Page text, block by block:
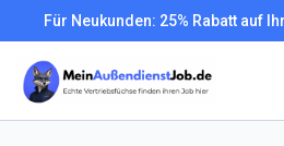
Für Neukunden: 25% Rabatt auf